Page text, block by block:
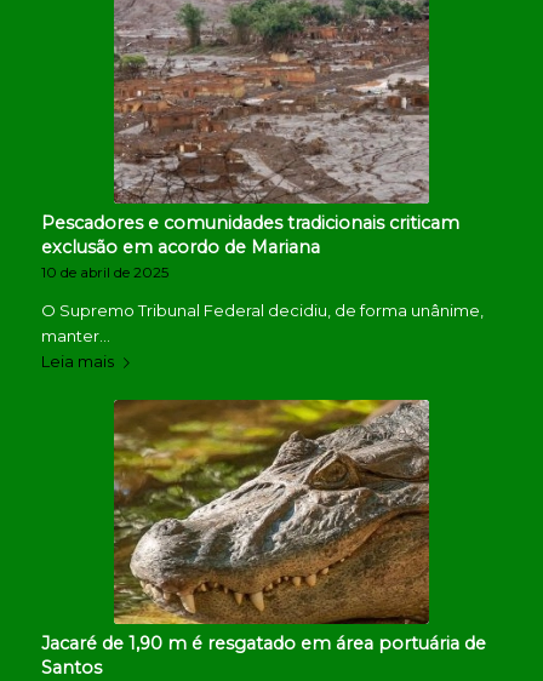
Pescadores e comunidades tradicionais criticam
exclusão em acordo de Mariana
10 de abril de 2025
O Supremo Tribunal Federal decidiu, de forma unânime,
manter…
Leia mais
Jacaré de 1,90 m é resgatado em área portuária de
Santos